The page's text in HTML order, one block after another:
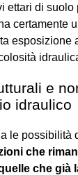
ettari di suolo
certamente
esposizione
e
idraulico
le possibilità
che
che già